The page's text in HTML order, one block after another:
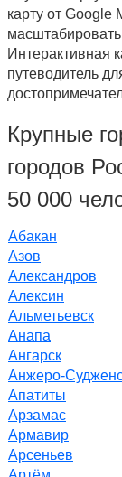
карту от
Интерактивная
путеводитель
Крупные
городов
50 000
Абакан
Азов
Александров
Алексин
Альметьевск
Анапа
Ангарск
Анжеро-
Апатиты
Арзамас
Армавир
Арсеньев